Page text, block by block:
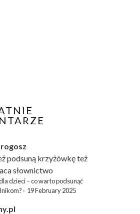
podsuną krzyżówkęteż
słownictwo
dzieci – co warto podsunąć
· 19 February 2025